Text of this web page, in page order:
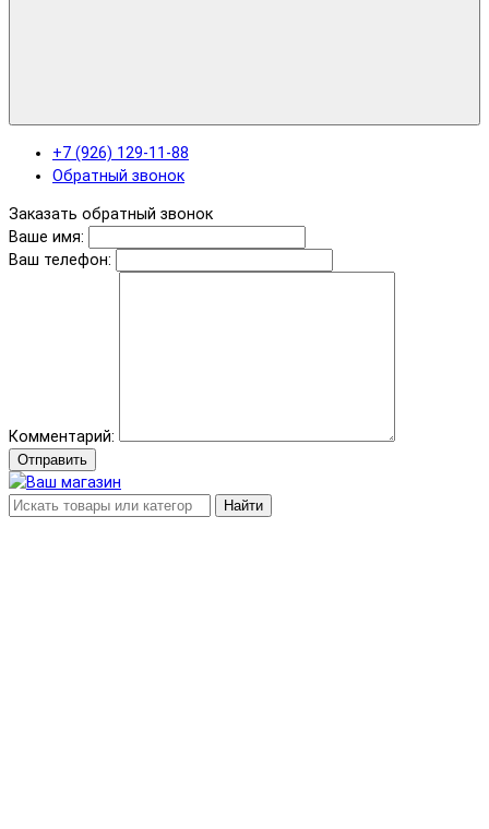
+7 (926) 129-11-88
Обратный звонок
Заказать обратный звонок
Ваше имя:
Ваш телефон:
Комментарий:
Отправить
Найти